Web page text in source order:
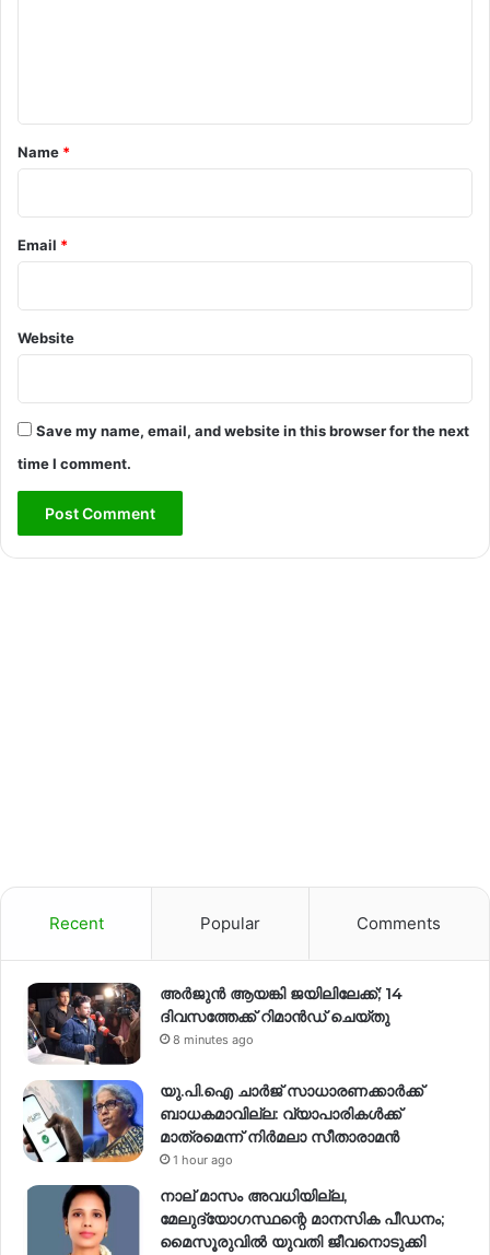
*
Name *
Email *
Website
Save my name, email, and website in this browser for the next
time I comment.
Recent Popular Comments
അർജുൻ ആയങ്കി ജയിലിലേക്ക്; 14
ദിവസത്തേക്ക് റിമാൻഡ് ചെയ്തു
8 minutes ago
യു.പി.ഐ ചാർജ് സാധാരണക്കാർക്ക്
ബാധകമാവില്ല: വ്യാപാരികൾക്ക്
മാത്രമെന്ന് നിർമലാ സീതാരാമൻ
1 hour ago
നാല് മാസം അവധിയില്ല,
മേലുദ്യോഗസ്ഥന്റെ മാനസിക പീഡനം;
മൈസൂരുവിൽ യുവതി ജീവനൊടുക്കി